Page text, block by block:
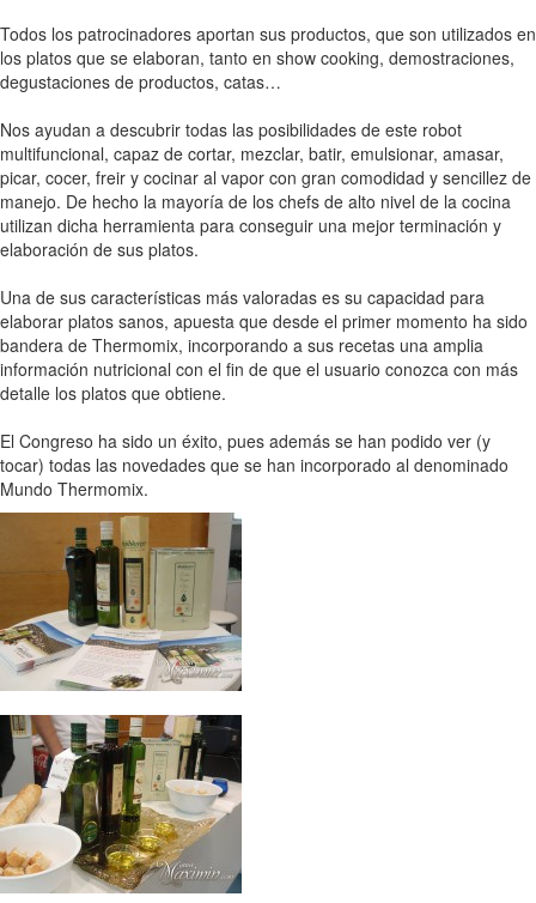
Todos los patrocinadores aportan sus productos, que son utilizados en
los platos que se elaboran, tanto en show cooking, demostraciones,
degustaciones de productos, catas…
Nos ayudan a descubrir todas las posibilidades de este robot
multifuncional, capaz de cortar, mezclar, batir, emulsionar, amasar,
picar, cocer, freir y cocinar al vapor con gran comodidad y sencillez de
manejo. De hecho la mayoría de los chefs de alto nivel de la cocina
utilizan dicha herramienta para conseguir una mejor terminación y
elaboración de sus platos.
Una de sus características más valoradas es su capacidad para
elaborar platos sanos, apuesta que desde el primer momento ha sido
bandera de Thermomix, incorporando a sus recetas una amplia
información nutricional con el fin de que el usuario conozca con más
detalle los platos que obtiene.
El Congreso ha sido un éxito, pues además se han podido ver (y
tocar) todas las novedades que se han incorporado al denominado
Mundo Thermomix.